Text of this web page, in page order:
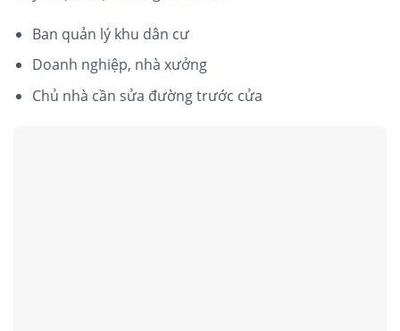
Ban quản lý khu dân cư
Doanh nghiệp, nhà xưởng
Chủ nhà cần sửa đường trước cửa